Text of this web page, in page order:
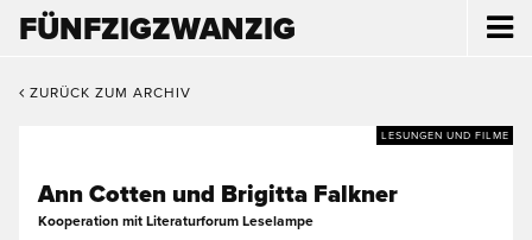
FÜNFZIGZWANZIG
ZURÜCK ZUM ARCHIV
LESUNGEN UND FILME
Ann Cotten und Brigitta Falkner
Kooperation mit Literaturforum Leselampe